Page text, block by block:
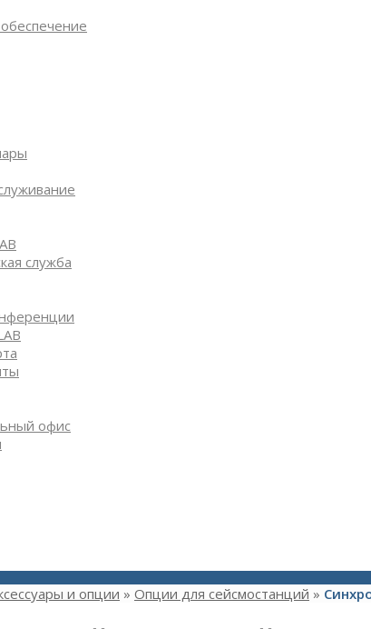
служба
офис
и опции » Опции для сейсмостанций »